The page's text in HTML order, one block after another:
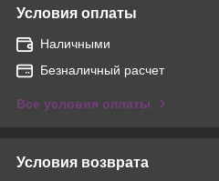
Условия оплаты
Наличными
Безналичный расчет
Все условия оплаты
Условия возврата